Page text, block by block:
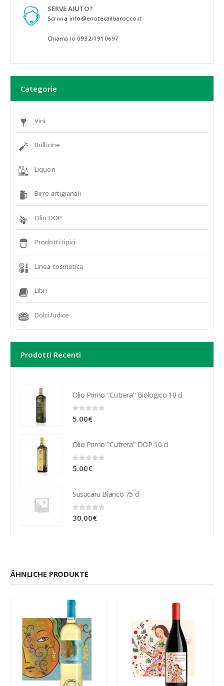
SERVE AIUTO?
Scrivi a info@enotecailbarocco.it
Chiama lo 0932/1910697
Categorie
Vini
Bollicine
Liquori
Birre artigianali
Olio DOP
Prodotti tipici
Linea cosmetica
Libri
Dolci Iudice
Prodotti Recenti
Olio Primo "Cutrera" Biologico 10 cl
0 out of 5
5.00€
Olio Primo "Cutrera" DOP 10 cl
0 out of 5
5.00€
Susucaru Bianco 75 cl
0out of 5
30.00€
ÄHNLICHE PRODUKTE